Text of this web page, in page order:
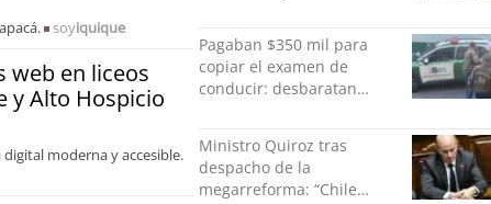
soyiquique
web en liceos
y Alto Hospicio
moderna y accesible.
Larraín y Constanza Gómez
Pagaban $350 mil para
copiar el examen de
conducir: desbaratan
ocultas y detienen a dos
personas en Antofagasta
Ministro Quiroz tras
despacho de la
megarreforma: “Chile